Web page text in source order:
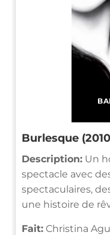
Burlesque
Description: Un
spectacle avec
spectaculaires,
une histoire de
Fait: Christina